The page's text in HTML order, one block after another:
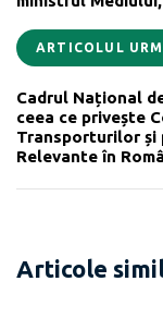
ARTICOLUL
Cadrul Național
ceea ce privește
Transporturilor
Relevante în
Articole